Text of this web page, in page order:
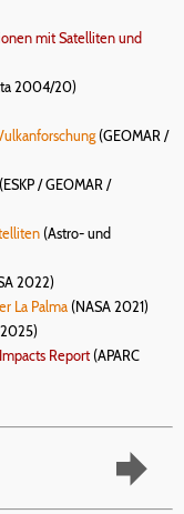
mit Satelliten und
2004/20)
(GEOMAR /
/ GEOMAR /
(Astro- und
2022)
La Palma (NASA 2021)
Report(APARC